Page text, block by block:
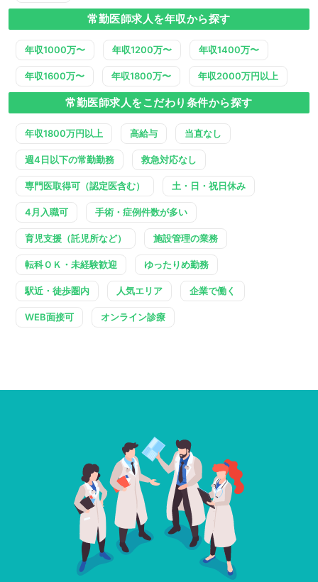
常勤医師求人を年収から探す
年収1000万〜 年収1200万〜 年収1400万〜
年収1600万〜 年収1800万〜 年収2000万円以上
常勤医師求人をこだわり条件から探す
年収1800万円以上 高給与 当直なし
週4日以下の常勤勤務 救急対応なし
専門医取得可（認定医含む） 土・日・祝日休み
4月入職可 手術・症例件数が多い
育児支援（託児所など） 施設管理の業務
転科ＯＫ・未経験歓迎 ゆったりめ勤務
駅近・徒歩圏内 人気エリア 企業で働く
WEB面接可 オンライン診療